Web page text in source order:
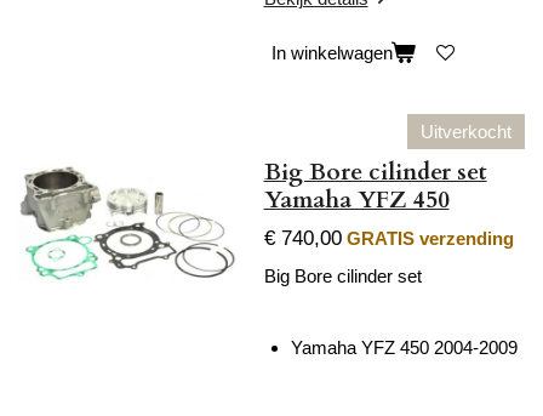
In winkelwagen
Uitverkocht
Big Bore cilinder set
Yamaha YFZ 450
€ 740,00 GRATIS verzending
Big Bore cilinder set
Yamaha YFZ 450 2004-2009